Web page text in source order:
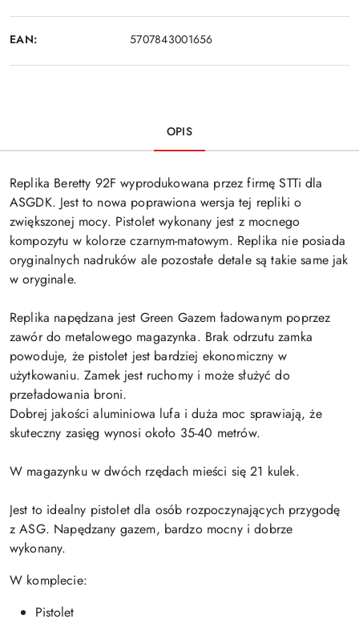
EAN: 5707843001656
OPIS
Replika Beretty 92F wyprodukowana przez firmę STTi dla
ASGDK. Jest to nowa poprawiona wersja tej repliki o
zwiększonej mocy. Pistolet wykonany jest z mocnego
kompozytu w kolorze czarnym-matowym. Replika nie posiada
oryginalnych nadruków ale pozostałe detale są takie same jak
w oryginale.
Replika napędzana jest Green Gazem ładowanym poprzez
zawór do metalowego magazynka. Brak odrzutu zamka
powoduje, że pistolet jest bardziej ekonomiczny w
użytkowaniu. Zamek jest ruchomy i może służyć do
przeładowania broni.
Dobrej jakości aluminiowa lufa i duża moc sprawiają, że
skuteczny zasięg wynosi około 35-40 metrów.
W magazynku w dwóch rzędach mieści się 21 kulek.
Jest to idealny pistolet dla osób rozpoczynających przygodę
z ASG. Napędzany gazem, bardzo mocny i dobrze
wykonany.
W komplecie:
Pistolet